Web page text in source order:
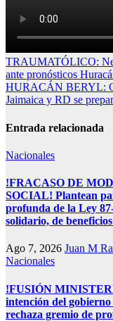
Navegación
de
entradas
TRAUMATÓLICO:
ante pronósticos
HURACÁN BERYL:
Jaimaica y RD se
Entrada relacionada
Nacionales
!FRACASO DE
SOCIAL! Plantean
profunda de la Ley
solidario, de
Ago 7, 2026 Juan M
Nacionales
!FUSIÓN
intención del
rechaza gremio de